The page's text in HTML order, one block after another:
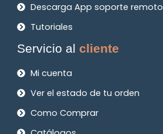
Descarga App soporte remoto
Tutoriales
Servicio alcliente
Mi cuenta
Ver el estado de tu orden
Como Comprar